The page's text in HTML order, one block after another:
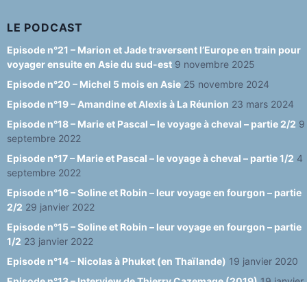
n
n
el
LE PODCAST
Episode n°21 – Marion et Jade traversent l’Europe en train pour
voyager ensuite en Asie du sud-est 9 novembre 2025
Episode n°20 – Michel 5 mois en Asie 25 novembre 2024
Episode n°19 – Amandine et Alexis à La Réunion 23 mars 2024
Episode n°18 – Marie et Pascal – le voyage à cheval – partie 2/2 9
septembre 2022
Episode n°17 – Marie et Pascal – le voyage à cheval – partie 1/2 4
septembre 2022
Episode n°16 – Soline et Robin – leur voyage en fourgon – partie
2/2 29 janvier 2022
Episode n°15 – Soline et Robin – leur voyage en fourgon – partie
1/2 23 janvier 2022
Episode n°14 – Nicolas à Phuket (en Thaïlande) 19 janvier 2020